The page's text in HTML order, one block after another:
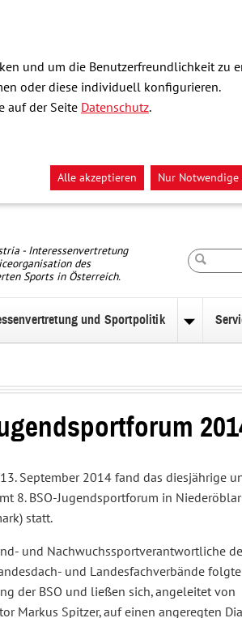
und um die Benutzerfreundlichkeit zu
oder diese individuell konfigurieren.
auf der Seite Datenschutz.
Alle akzeptieren Nur Notwendige
- Interessenvertretung
des
Sports in Österreich.
und Sportpolitik
September 2014 fand das diesjährige
8. BSO-Jugendsportforum in
statt.
und Nachwuchssportverantwortliche
und Landesfachverbände
der BSO und ließen sich, angeleitet von
Markus Spitzer, auf einen angeregten